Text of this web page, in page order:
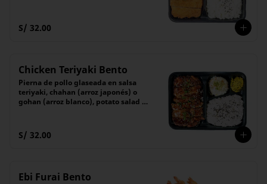
S/ 32.00
Chicken Teriyaki Bento
Pierna de pollo glaseada en salsa
teriyaki, chahan (arroz japonés) o
gohan (arroz blanco), potato salad y
S/ 32.00
Ebi Furai Bento